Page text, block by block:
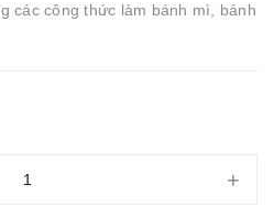
các công thức làm bánh mì, bánh
+